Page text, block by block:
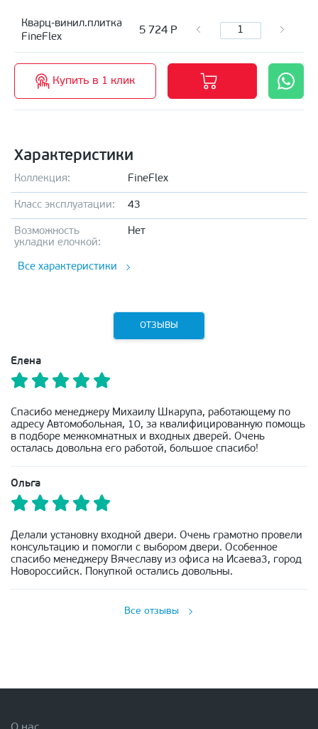
Кварц-винил.плитка
FineFlex
5 724 Р
Купить в 1 клик
Характеристики
Коллекция: FineFlex
Класс эксплуатации: 43
Возможность
укладки елочкой:
Нет
Все характеристики
ОТЗЫВЫ
Елена
Спасибо менеджеру Михаилу Шкарупа, работающему по
адресу Автомобольная, 10, за квалифицированную помощь
в подборе межкомнатных и входных дверей. Очень
осталась довольна его работой, большое спасибо!
Ольга
Делали установку входной двери. Очень грамотно провели
консультацию и помогли с выбором двери. Особенное
спасибо менеджеру Вячеславу из офиса на Исаева3, город
Новороссийск. Покупкой остались довольны.
Все отзывы